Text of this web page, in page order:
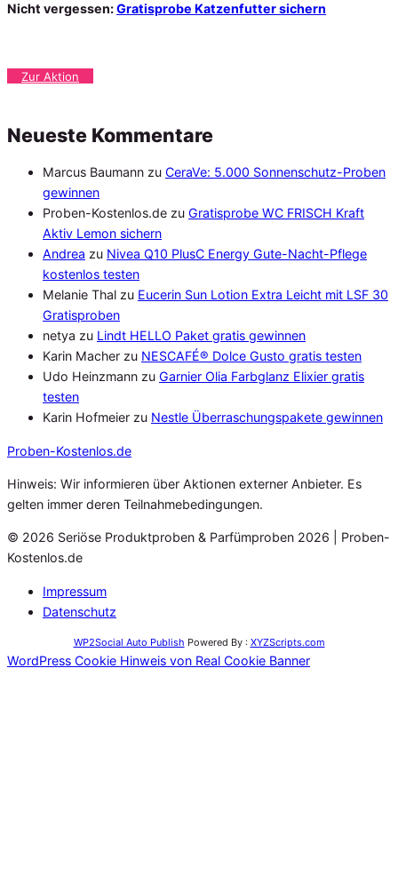
Nicht vergessen:Gratisprobe Katzenfutter sichern
Zur Aktion
Neueste Kommentare
Marcus Baumann zu CeraVe: 5.000 Sonnenschutz-Proben
gewinnen
Proben-Kostenlos.de zu Gratisprobe WC FRISCH Kraft
Aktiv Lemon sichern
Andrea zu Nivea Q10 PlusC Energy Gute-Nacht-Pflege
kostenlos testen
Melanie Thal zu Eucerin Sun Lotion Extra Leicht mit LSF 30
Gratisproben
netya zu Lindt HELLO Paket gratis gewinnen
Karin Macher zu NESCAFÉ® Dolce Gusto gratis testen
Udo Heinzmann zu Garnier Olia Farbglanz Elixier gratis
testen
Karin Hofmeier zu Nestle Überraschungspakete gewinnen
Proben-Kostenlos.de
Hinweis: Wir informieren über Aktionen externer Anbieter. Es
gelten immer deren Teilnahmebedingungen.
© 2026 Seriöse Produktproben & Parfümproben 2026 | Proben-
Kostenlos.de
Impressum
Datenschutz
WP2Social Auto Publish Powered By : XYZScripts.com
WordPress Cookie Hinweis von Real Cookie Banner